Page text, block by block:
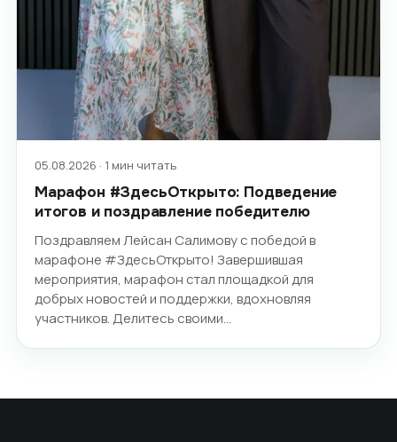
05.08.2026 · 1 мин читать
Марафон #ЗдесьОткрыто: Подведение
итогов и поздравление победителю
Поздравляем Лейсан Салимову с победой в
марафоне #ЗдесьОткрыто! Завершившая
мероприятия, марафон стал площадкой для
добрых новостей и поддержки, вдохновляя
участников. Делитесь своими…